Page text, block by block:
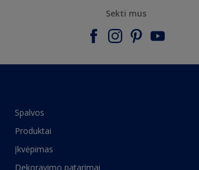
Sekti mus
Spalvos
Produktai
Įkvėpimas
Dekoravimo patarimai